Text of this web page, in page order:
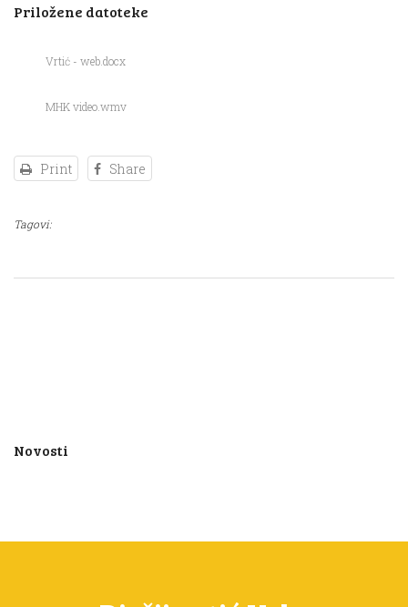
Priložene datoteke
Vrtić - web.docx
MHK video.wmv
Print Share
Tagovi:
Novosti